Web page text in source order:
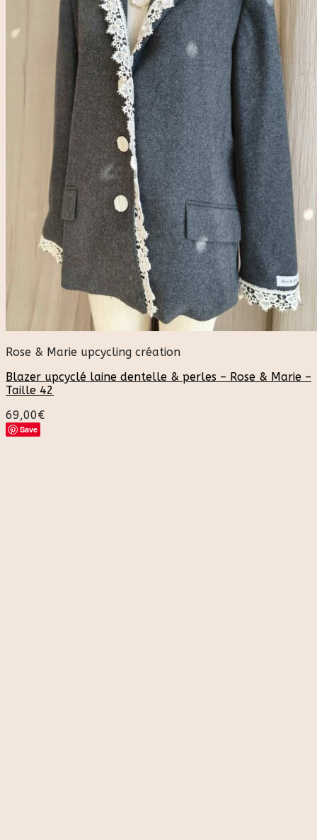
Rose & Marie upcycling création
Blazer upcyclé laine dentelle & perles – Rose & Marie –
Taille 42
69,00€
Save